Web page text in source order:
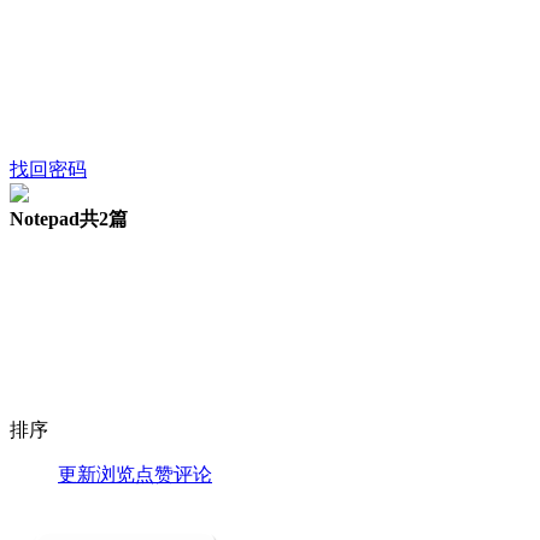
找回密码
Notepad共2篇
排序
更新浏览点赞评论